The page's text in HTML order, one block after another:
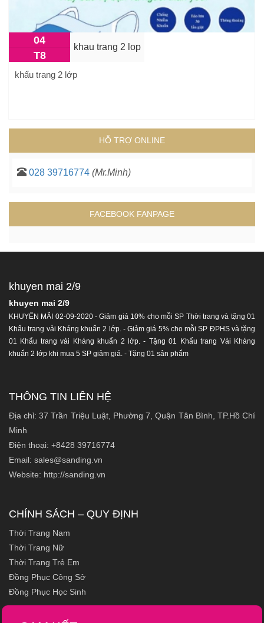
04
T8
khau trang 2 lop
khẩu trang 2 lớp
HỖ TRỢ ONLINE
028 39716774 (Mr.Minh)
FACEBOOK FANPAGE
khuyen mai 2/9
khuyen mai 2/9
KHUYẾN MÃI 02-09-2020 - Giảm giá 10% cho mỗi SP Thời trang và tặng 01
Khẩu trang vải Kháng khuẩn 2 lớp. - Giảm giá 5% cho mỗi SP ĐPHS và tặng
01 Khẩu trang vải Kháng khuẩn 2 lớp. - Tặng 01 Khẩu trang Vải Kháng
khuẩn 2 lớp khi mua 5 SP giảm giá. - Tặng 01 sản phẩm
THÔNG TIN LIÊN HỆ
Địa chỉ: 37 Trần Triệu Luật, Phường 7, Quận Tân Bình, TP.Hồ Chí
Minh
Điện thoại: +8428 39716774
Email: sales@sanding.vn
Website: http://sanding.vn
CHÍNH SÁCH – QUY ĐỊNH
Thời Trang Nam
Thời Trang Nữ
Thời Trang Trẻ Em
Đồng Phục Công Sở
Đồng Phục Học Sinh